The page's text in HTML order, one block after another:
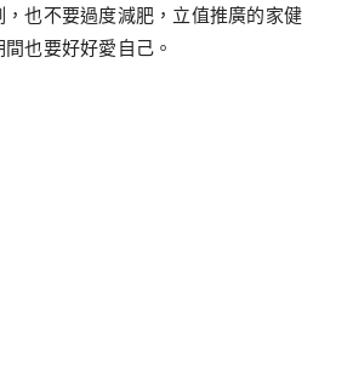
也不要過度減肥，立值推廣的家健
也要好好愛自己。